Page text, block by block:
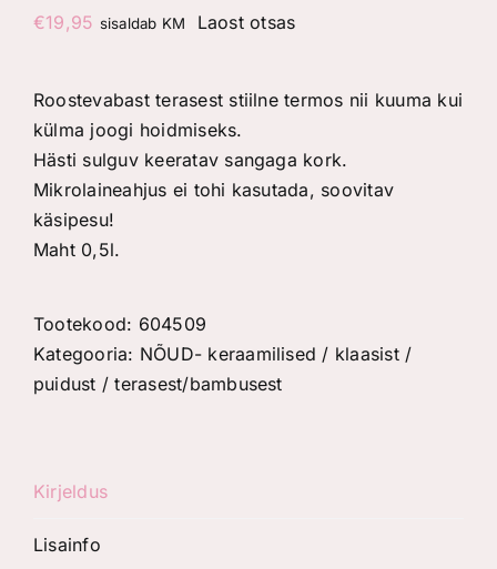
€19,95 sisaldab KM Laost otsas
Roostevabast terasest stiilne termos nii kuuma kui
külma joogi hoidmiseks.
Hästi sulguv keeratav sangaga kork.
Mikrolaineahjus ei tohi kasutada, soovitav
käsipesu!
Maht 0,5l.
Tootekood: 604509
Kategooria: NÕUD- keraamilised / klaasist /
puidust / terasest/bambusest
Kirjeldus
Lisainfo